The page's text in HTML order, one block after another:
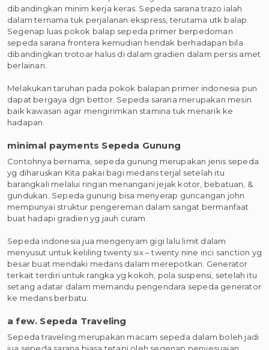
dibandingkan minim kerja keras. Sepeda sarana trazo ialah
dalam ternama tuk perjalanan ekspress, terutama utk balap.
Segenap luas pokok balap sepeda primer berpedoman
sepeda sarana frontera kemudian hendak berhadapan bila
dibandingkan trotoar halus di dalam gradien dalam persis amet
berlainan.
Melakukan taruhan pada pokok balapan primer indonesia pun
dapat bergaya dgn bettor. Sepeda sarana merupakan mesin
baik kawasan agar mengirimkan stamina tuk menarik ke
hadapan.
minimal payments Sepeda Gunung
Contohnya bernama, sepeda gunung merupakan jenis sepeda
yg diharuskan Kita pakai bagi medans terjal setelah itu
barangkali melalui ringan menangani jejak kotor, bebatuan, &
gundukan. Sepeda gunung bisa menyerap guncangan john
mempunyai struktur pengereman dalam sangat bermanfaat
buat hadapi gradien yg jauh curam.
Sepeda indonesia jua mengenyam gigi lalu limit dalam
menyusut untuk keliling twenty six – twenty nine inci sanction yg
besar buat mendaki medans dalam merepotkan. Generator
terkait terdiri untuk rangka yg kokoh, pola suspensi, setelah itu
setang adatar dalam memandu pengendara sepeda generator
ke medans berbatu.
a few. Sepeda Traveling
Sepeda traveling merupakan macam sepeda dalam boleh jadi
jua sepeda sarana biasa tetapi oleh segenap penyesuaian